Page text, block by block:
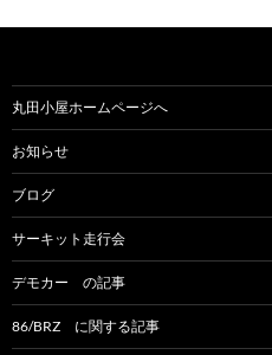
丸田小屋ホームページへ
お知らせ
ブログ
サーキット走行会
デモカー の記事
86/BRZ に関する記事